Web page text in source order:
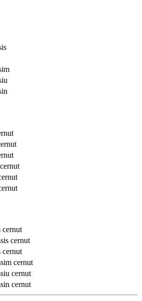
cernut
cernut
cernut
cernut
cernut
cernut
cernut